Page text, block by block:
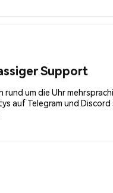
Support
rund um die Uhr
auf Telegram und